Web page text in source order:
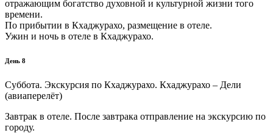
отражающим богатство духовной и культурной жизни того
времени.
По прибытии в Кхаджурахо, размещение в отеле.
Ужин и ночь в отеле в Кхаджурахо.
День 8
Суббота. Экскурсия по Кхаджурахо. Кхаджурахо – Дели
(авиаперелёт)
Завтрак в отеле. После завтрака отправление на экскурсию по
городу.